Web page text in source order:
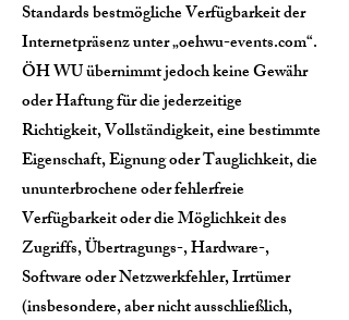
Standards bestmögliche Verfügbarkeit der
Internetpräsenz unter „oehwu-events.com“.
ÖH WU übernimmt jedoch keine Gewähr
oder Haftung für die jederzeitige
Richtigkeit, Vollständigkeit, eine bestimmte
Eigenschaft, Eignung oder Tauglichkeit, die
ununterbrochene oder fehlerfreie
Verfügbarkeit oder die Möglichkeit des
Zugriffs, Übertragungs-, Hardware-,
Software oder Netzwerkfehler, Irrtümer
(insbesondere, aber nicht ausschließlich,